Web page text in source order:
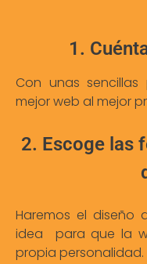
1.
Con unas
mejor web al mejor
2. Escoge las
Haremos el diseño
idea para que la
propia personalidad.